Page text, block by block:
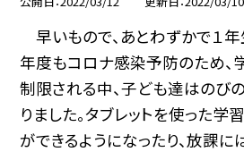
早いもので、あとわずかで１
年度もコロナ感染予防のため、
制限される中、子ども達はのび
りました。タブレットを使った学
ができるようになったり、放課